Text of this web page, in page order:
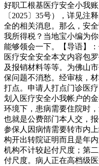
好职工根基医疗安全小我
〔2025〕35号），详见注
全的相关消息。那么，安
我所得税？当地宝小编为
能够领会一下。【导语】
医疗安全安全本文内容包
及报销材料等等。为佛山
保问题不消愁。经审核，
打点。申请人打点门诊医
划入医疗安全小我帐户的
环境下，患病需要住院时
也就是公费部门本人交，
参保人因病情需要转市内
构开出转院证明而且是年
机构不计较起付尺度；第
付尺度。病人正在高档级